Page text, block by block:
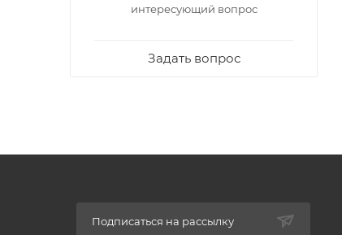
интересующий вопрос
Задать вопрос
Подписаться на рассылку